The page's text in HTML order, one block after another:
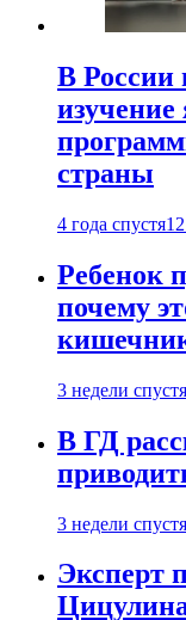
В России
страны
4 года спустя
Ребенок
почему
3 недели спустя
В ГД
3 недели спустя
Эксперт